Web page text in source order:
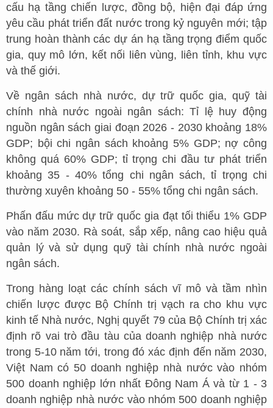
cấu hạ tầng chiến lược, đồng bộ, hiện đại đáp ứng
yêu cầu phát triển đất nước trong kỷ nguyên mới; tập
trung hoàn thành các dự án hạ tầng trọng điểm quốc
gia, quy mô lớn, kết nối liên vùng, liên tỉnh, khu vực
và thế giới.
Về ngân sách nhà nước, dự trữ quốc gia, quỹ tài
chính nhà nước ngoài ngân sách: Tỉ lệ huy động
nguồn ngân sách giai đoạn 2026 - 2030 khoảng 18%
GDP; bội chi ngân sách khoảng 5% GDP; nợ công
không quá 60% GDP; tỉ trọng chi đầu tư phát triển
khoảng 35 - 40% tổng chi ngân sách, tỉ trọng chi
thường xuyên khoảng 50 - 55% tổng chi ngân sách.
Phấn đấu mức dự trữ quốc gia đạt tối thiểu 1% GDP
vào năm 2030. Rà soát, sắp xếp, nâng cao hiệu quả
quản lý và sử dụng quỹ tài chính nhà nước ngoài
ngân sách.
Trong hàng loạt các chính sách vĩ mô và tầm nhìn
chiến lược được Bộ Chính trị vạch ra cho khu vực
kinh tế Nhà nước, Nghị quyết 79 của Bộ Chính trị xác
định rõ vai trò đầu tàu của doanh nghiệp nhà nước
trong 5-10 năm tới, trong đó xác định đến năm 2030,
Việt Nam có 50 doanh nghiệp nhà nước vào nhóm
500 doanh nghiệp lớn nhất Đông Nam Á và từ 1 - 3
doanh nghiệp nhà nước vào nhóm 500 doanh nghiệp